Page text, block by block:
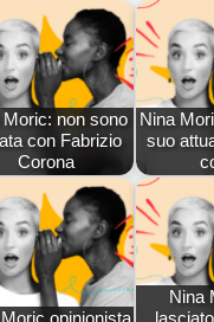
Moric: non sono
con Fabrizio
Corona
Nina
suo
Nina